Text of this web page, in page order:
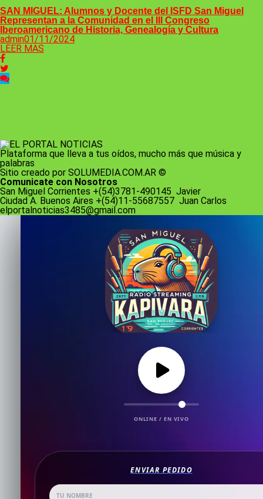
SAN MIGUEL: Alumnos y Docente del ISFD San ​​Miguel
Representan a la Comunidad en el III Congreso
Iberoamericano de Historia, Genealogía y Cultura
admin01/11/2024
LEER MAS
Plataforma que lleva a tus oídos, mucho más que música y
palabras
Sitio creado por SOLUMEDIA.COM.AR ©
Comunicate con Nosotros
San Miguel Corrientes +(54)3781-490145 Javier
Ciudad A. Buenos Aires +(54)11-55687557 Juan Carlos
elportalnoticias3485@gmail.com